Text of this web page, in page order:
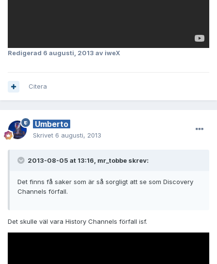
Redigerad 6 augusti, 2013 av iweX
Citera
Umberto
Skrivet 6 augusti, 2013
2013-08-05 at 13:16, mr_tobbe skrev:
Det finns få saker som är så sorgligt att se som Discovery
Channels förfall.
Det skulle väl vara History Channels förfall isf.